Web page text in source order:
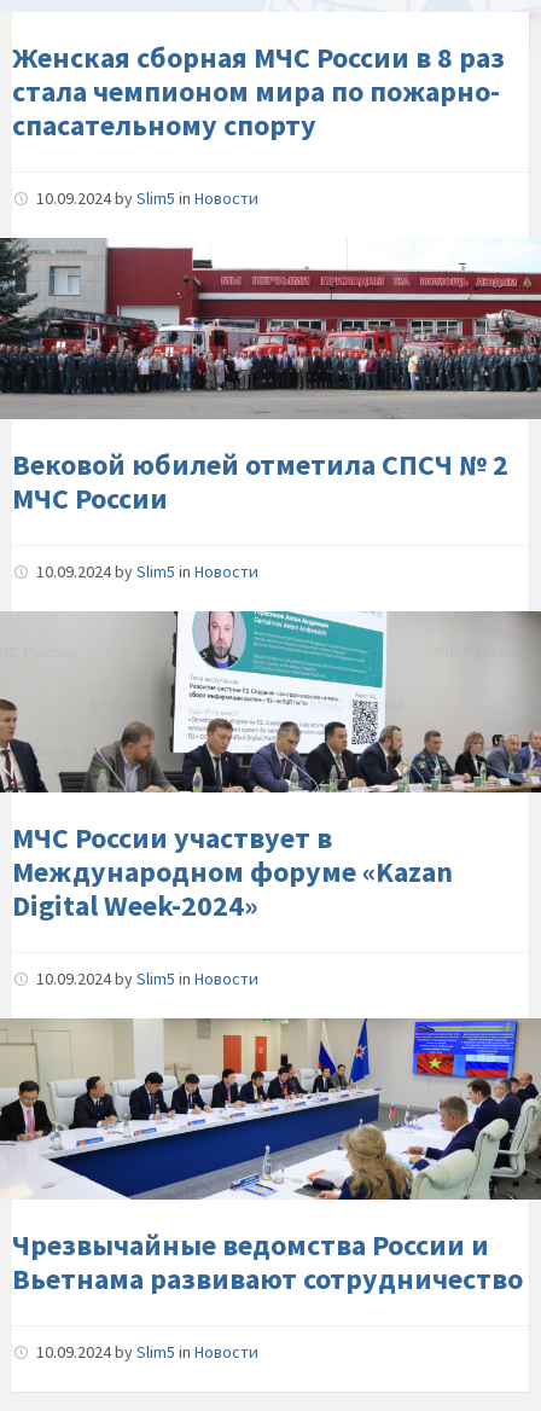
стала-
чемпионом-
по-
пожарно-
Женская сборная МЧС России в 8 раз
стала чемпионом мира по пожарно-
спасательному спорту
10.09.2024bySlim5 in Новости
юбилей-
отметила-
СПСЧ-
№-2-
МЧС-
России
Вековой юбилей отметила СПСЧ № 2
МЧС России
10.09.2024bySlim5 in Новости
МЧС-
России-
участвует-
в-
Международном-
форуме-«kazan-
digital-
week-
2024»
МЧС России участвует в
Международном форуме «Kazan
Digital Week-2024»
10.09.2024bySlim5 in Новости
Чрезвычайные-
ведомства-
России-
и-
Вьетнама-
развивают-
сотрудничество
Чрезвычайные ведомства России и
Вьетнама развивают сотрудничество
10.09.2024bySlim5 in Новости